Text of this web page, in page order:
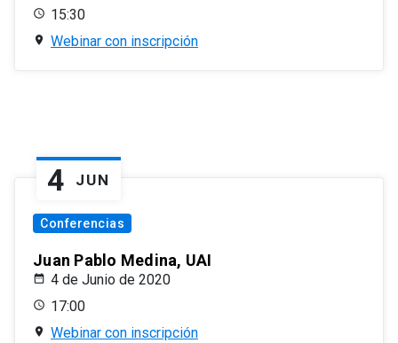
15:30
Webinar con inscripción
4 JUN
Conferencias
Juan Pablo Medina, UAI
4 de Junio de 2020
17:00
Webinar con inscripción